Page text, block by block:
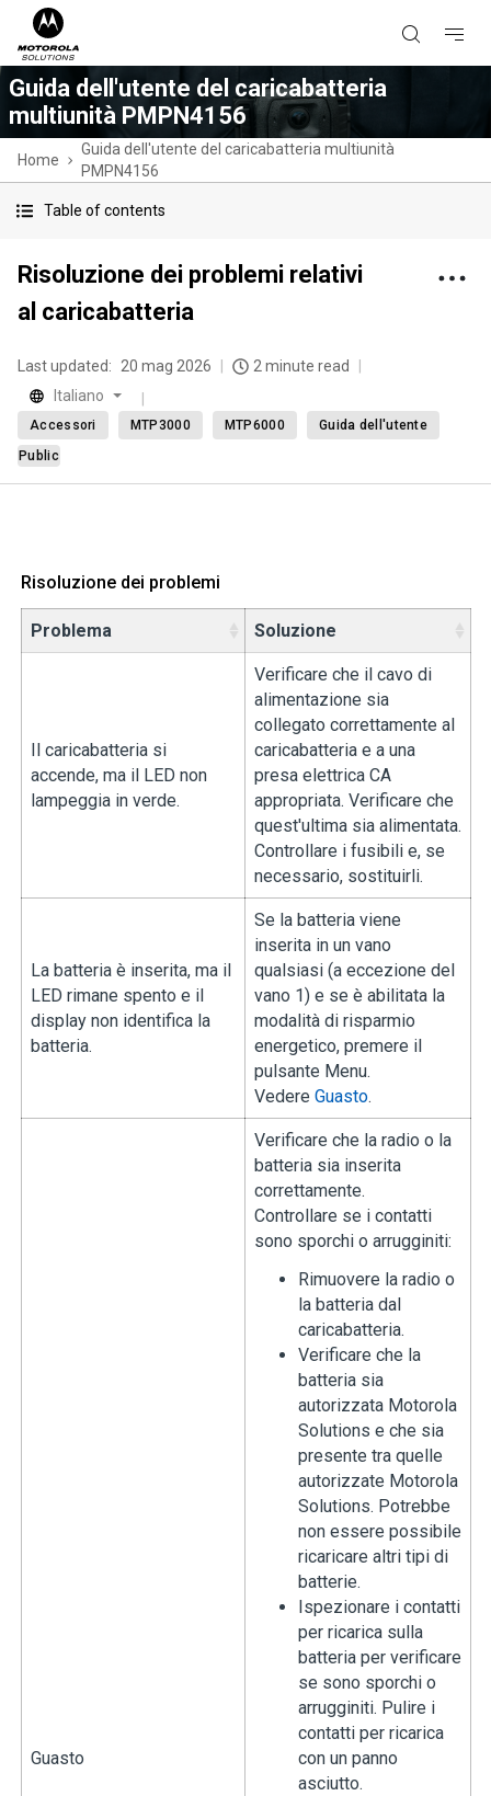
Guida dell'utente del caricabatteria
multiunità PMPN4156
Home
Guida dell'utente del caricabatteria multiunità
PMPN4156
Table of contents
Risoluzione dei problemi relativi
al caricabatteria
Last updated: 20 mag 2026
2 minute read
Italiano
Accessori MTP3000 MTP6000
Guida dell'utente
Public
Risoluzione dei problemi
Problema Soluzione
Il caricabatteria si
accende, ma il LED non
lampeggia in verde.
Verificare che il cavo di
alimentazione sia
collegato correttamente al
caricabatteria e a una
presa elettrica CA
appropriata. Verificare che
quest'ultima sia alimentata.
Controllare i fusibili e, se
necessario, sostituirli.
La batteria è inserita, ma il
LED rimane spento e il
display non identifica la
batteria.
Se la batteria viene
inserita in un vano
qualsiasi (a eccezione del
vano 1) e se è abilitata la
modalità di risparmio
energetico, premere il
pulsante Menu.
Vedere Guasto.
Guasto
Verificare che la radio o la
batteria sia inserita
correttamente.
Controllare se i contatti
sono sporchi o arrugginiti:
Rimuovere la radio o
la batteria dal
caricabatteria.
Verificare che la
batteria sia
autorizzata Motorola
Solutions e che sia
presente tra quelle
autorizzate Motorola
Solutions. Potrebbe
non essere possibile
ricaricare altri tipi di
batterie.
Ispezionare i contatti
per ricarica sulla
batteria per verificare
se sono sporchi o
arrugginiti. Pulire i
contatti per ricarica
con un panno
asciutto.